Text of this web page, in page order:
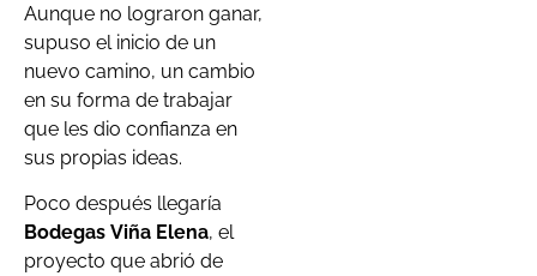
Aunque no lograron ganar,
supuso el inicio de un
nuevo camino, un cambio
en su forma de trabajar
que les dio confianza en
sus propias ideas.
Poco después llegaría
Bodegas Viña Elena, el
proyecto que abrió de